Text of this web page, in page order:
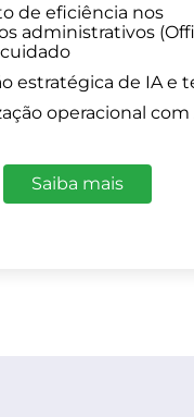
de eficiência nos
administrativos
estratégica de IA e
operacional com
Saiba mais